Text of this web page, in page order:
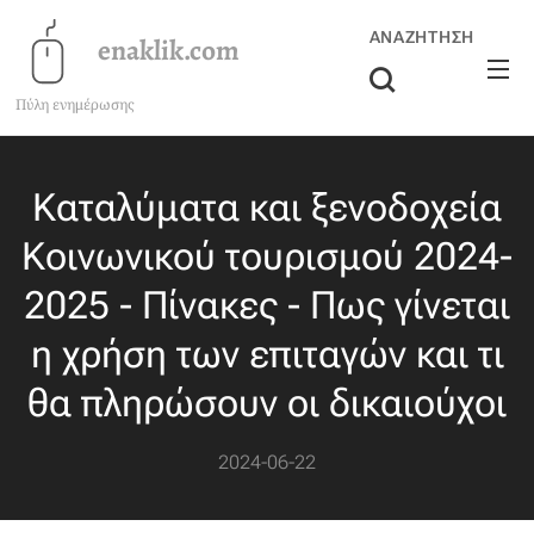
enaklik.com
Πύλη ενημέρωσης
ΑΝΑΖΉΤΗΣΗ
Καταλύματα και ξενοδοχεία
Κοινωνικού τουρισμού 2024-
2025 - Πίνακες - Πως γίνεται
η χρήση των επιταγών και τι
θα πληρώσουν οι δικαιούχοι
2024-06-22